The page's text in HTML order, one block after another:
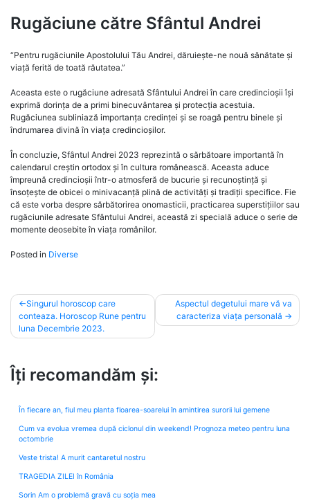
Rugăciune către Sfântul Andrei
“Pentru rugăciunile Apostolului Tău Andrei, dăruiește-ne nouă sănătate și
viață ferită de toată răutatea.”
Aceasta este o rugăciune adresată Sfântului Andrei în care credincioșii își
exprimă dorința de a primi binecuvântarea și protecția acestuia.
Rugăciunea subliniază importanța credinței și se roagă pentru binele și
îndrumarea divină în viața credincioșilor.
În concluzie, Sfântul Andrei 2023 reprezintă o sărbătoare importantă în
calendarul creștin ortodox și în cultura românească. Aceasta aduce
împreună credincioșii într-o atmosferă de bucurie și recunoștință și
însoțește de obicei o minivacanță plină de activități și tradiții specifice. Fie
că este vorba despre sărbătorirea onomasticii, practicarea superstițiilor sau
rugăciunile adresate Sfântului Andrei, această zi specială aduce o serie de
momente deosebite în viața românilor.
Posted in Diverse
Post
navigation
Singurul horoscop care
conteaza. Horoscop Rune pentru
luna Decembrie 2023.
Aspectul degetului mare vă va
caracteriza viața personală
Îți recomandăm și:
În fiecare an, fiul meu planta floarea-soarelui în amintirea surorii lui gemene
Cum va evolua vremea după ciclonul din weekend! Prognoza meteo pentru luna
octombrie
Veste trista! A murit cantaretul nostru
TRAGEDIA ZILEI în România
Sorin Am o problemă gravă cu soția mea